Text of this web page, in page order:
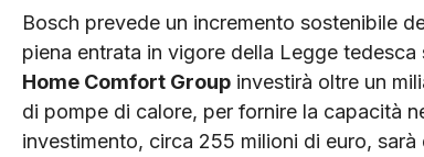
Bosch prevede un incremento sostenibile
piena entrata in vigore della Legge
Home Comfort Group investirà oltre un
di pompe di calore, per fornire la capacità
investimento, circa 255 milioni di euro,